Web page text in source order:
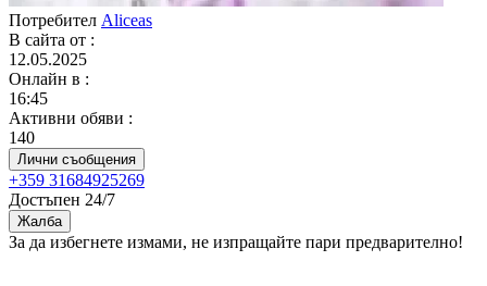
Потребител Aliceas
В сайта от :
12.05.2025
Онлайн в :
16:45
Активни обяви :
140
Лични съобщения
+359 31684925269
Достъпен 24/7
Жалба
За да избегнете измами, не изпращайте пари предварително!